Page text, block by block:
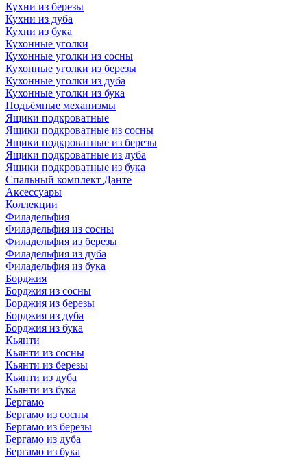
Кухни из березы
Кухни из дуба
Кухни из бука
Кухонные уголки
Кухонные уголки из сосны
Кухонные уголки из березы
Кухонные уголки из дуба
Кухонные уголки из бука
Подъёмные механизмы
Ящики подкроватные
Ящики подкроватные из сосны
Ящики подкроватные из березы
Ящики подкроватные из дуба
Ящики подкроватные из бука
Спальный комплект Данте
Аксессуары
Коллекции
Филадельфия
Филадельфия из сосны
Филадельфия из березы
Филадельфия из дуба
Филадельфия из бука
Борджия
Борджия из сосны
Борджия из березы
Борджия из дуба
Борджия из бука
Кьянти
Кьянти из сосны
Кьянти из березы
Кьянти из дуба
Кьянти из бука
Бергамо
Бергамо из сосны
Бергамо из березы
Бергамо из дуба
Бергамо из бука